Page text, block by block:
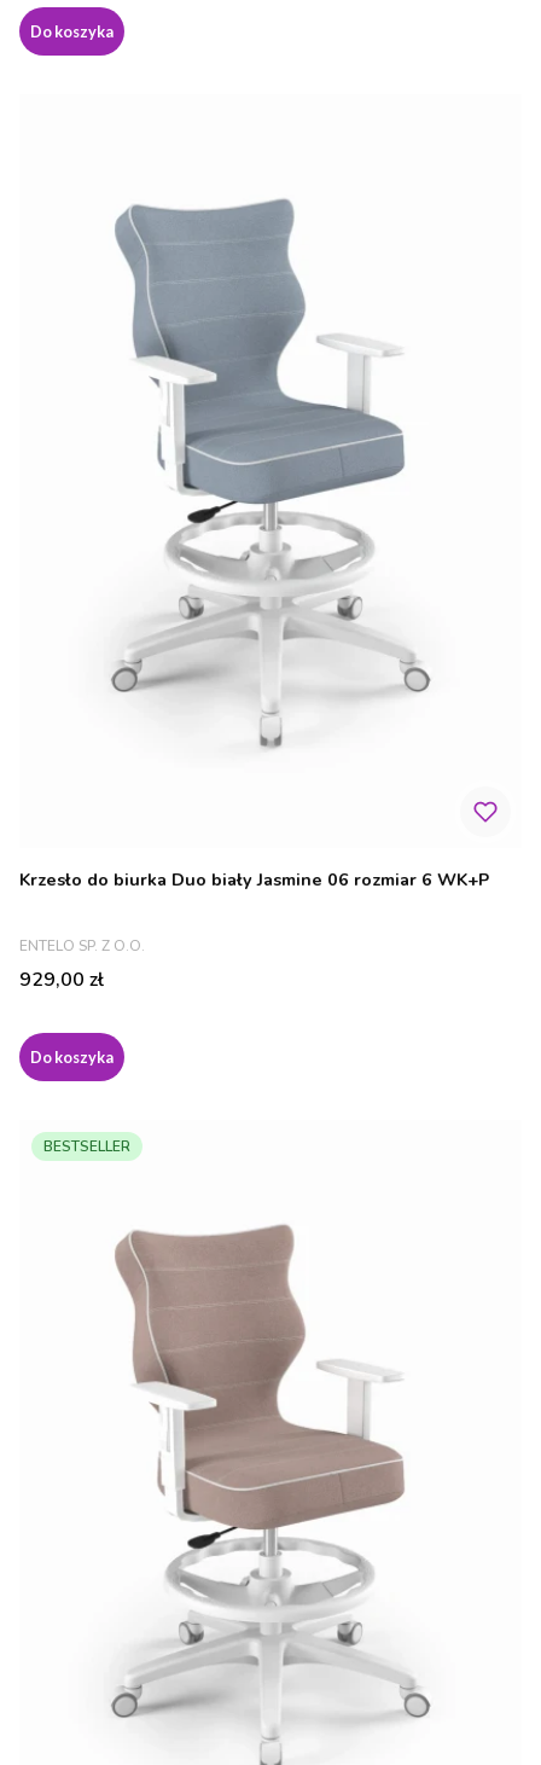
Do koszyka
Krzesło do biurka Duo biały Jasmine 06 rozmiar 6 WK+P
PRODUCENT
ENTELO SP. Z O.O.
Cena
929,00 zł
Do koszyka
BESTSELLER